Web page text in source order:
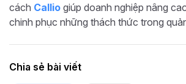
cách Callio giúp doanh nghiệp nâng
chinh phục những thách thức trong
Chia sẻ bài viết